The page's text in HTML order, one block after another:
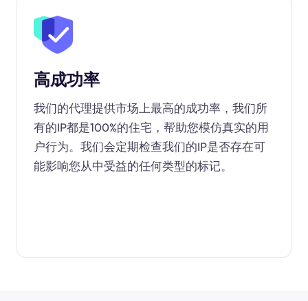
高成功率
我们的代理提供市场上最高的成功率，我们所
有的IP都是100%的住宅，帮助您模仿真实的用
户行为。我们会定期检查我们的IP是否存在可
能影响您从中受益的任何类型的标记。